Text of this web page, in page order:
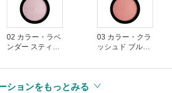
02 カラー・ラベ
ンダー スティー
03 カラー・クラ
ッシュド ブルー
ションをもっとみる